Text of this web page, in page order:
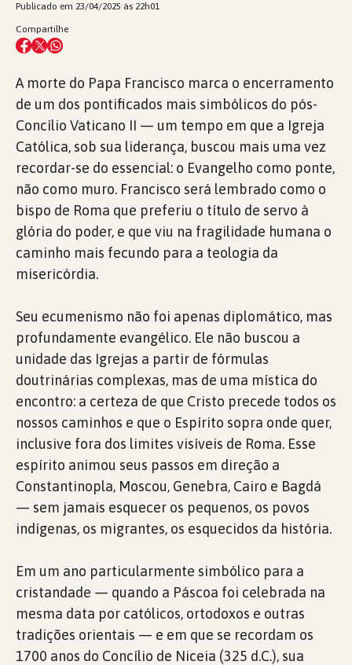
Publicado em 23/04/2025 às 22h01
Compartilhe
A morte do Papa Francisco marca o encerramento
de um dos pontificados mais simbólicos do pós-
Concílio Vaticano II — um tempo em que a Igreja
Católica, sob sua liderança, buscou mais uma vez
recordar-se do essencial: o Evangelho como ponte,
não como muro. Francisco será lembrado como o
bispo de Roma que preferiu o título de servo à
glória do poder, e que viu na fragilidade humana o
caminho mais fecundo para a teologia da
misericórdia.
Seu ecumenismo não foi apenas diplomático, mas
profundamente evangélico. Ele não buscou a
unidade das Igrejas a partir de fórmulas
doutrinárias complexas, mas de uma mística do
encontro: a certeza de que Cristo precede todos os
nossos caminhos e que o Espírito sopra onde quer,
inclusive fora dos limites visíveis de Roma. Esse
espírito animou seus passos em direção a
Constantinopla, Moscou, Genebra, Cairo e Bagdá
— sem jamais esquecer os pequenos, os povos
indígenas, os migrantes, os esquecidos da história.
Em um ano particularmente simbólico para a
cristandade — quando a Páscoa foi celebrada na
mesma data por católicos, ortodoxos e outras
tradições orientais — e em que se recordam os
1700 anos do Concílio de Niceia (325 d.C.), sua